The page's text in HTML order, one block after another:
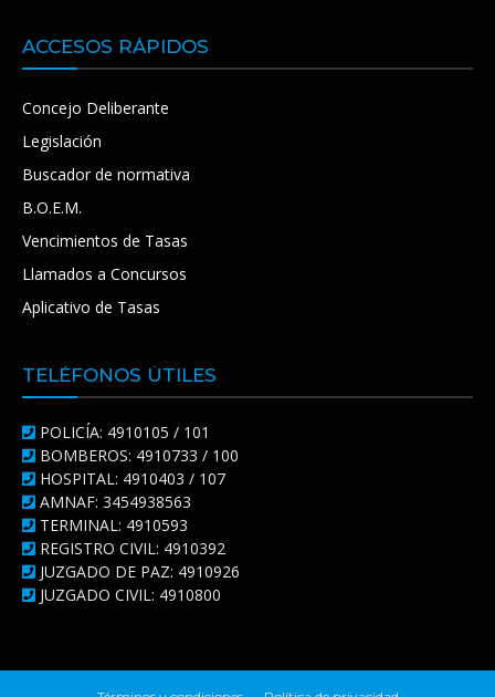
ACCESOS RÁPIDOS
Concejo Deliberante
Legislación
Buscador de normativa
B.O.E.M.
Vencimientos de Tasas
Llamados a Concursos
Aplicativo de Tasas
TELÉFONOS ÚTILES
POLICÍA: 4910105 / 101
BOMBEROS: 4910733 / 100
HOSPITAL: 4910403 / 107
AMNAF: 3454938563
TERMINAL: 4910593
REGISTRO CIVIL: 4910392
JUZGADO DE PAZ: 4910926
JUZGADO CIVIL: 4910800